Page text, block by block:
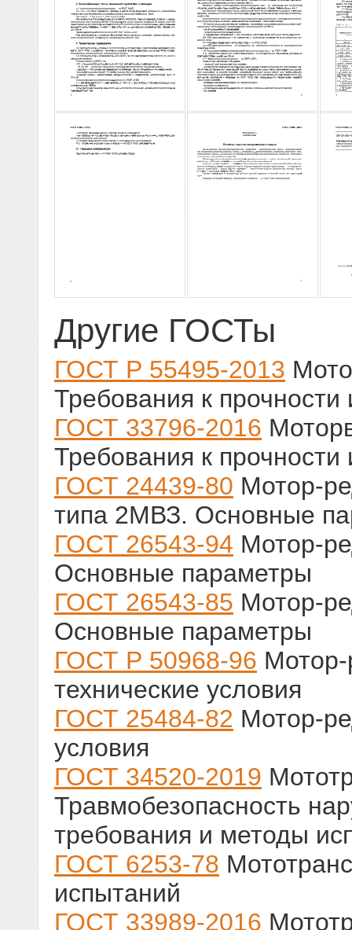
Другие ГОСТы
ГОСТ Р 55495-2013
Требования к
ГОСТ 33796-2016
Требования к
ГОСТ 24439-80 Мотор-
типа 2МВЗ. Основные
ГОСТ 26543-94 Мотор-
Основные параметры
ГОСТ 26543-85 Мотор-
Основные параметры
ГОСТ Р 50968-96
технические условия
ГОСТ 25484-82 Мотор-
условия
ГОСТ 34520-2019
Травмобезопасность
требования и методы
ГОСТ 6253-78
испытаний
ГОСТ 33989-2016